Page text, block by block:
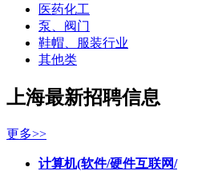
医药化工
泵、阀门
鞋帽、服装行业
其他类
上海最新招聘信息
更多>>
计算机(软件/硬件互联网/